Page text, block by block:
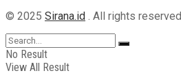
© 2025 Sirana.id . All rights reserved
No Result
View All Result